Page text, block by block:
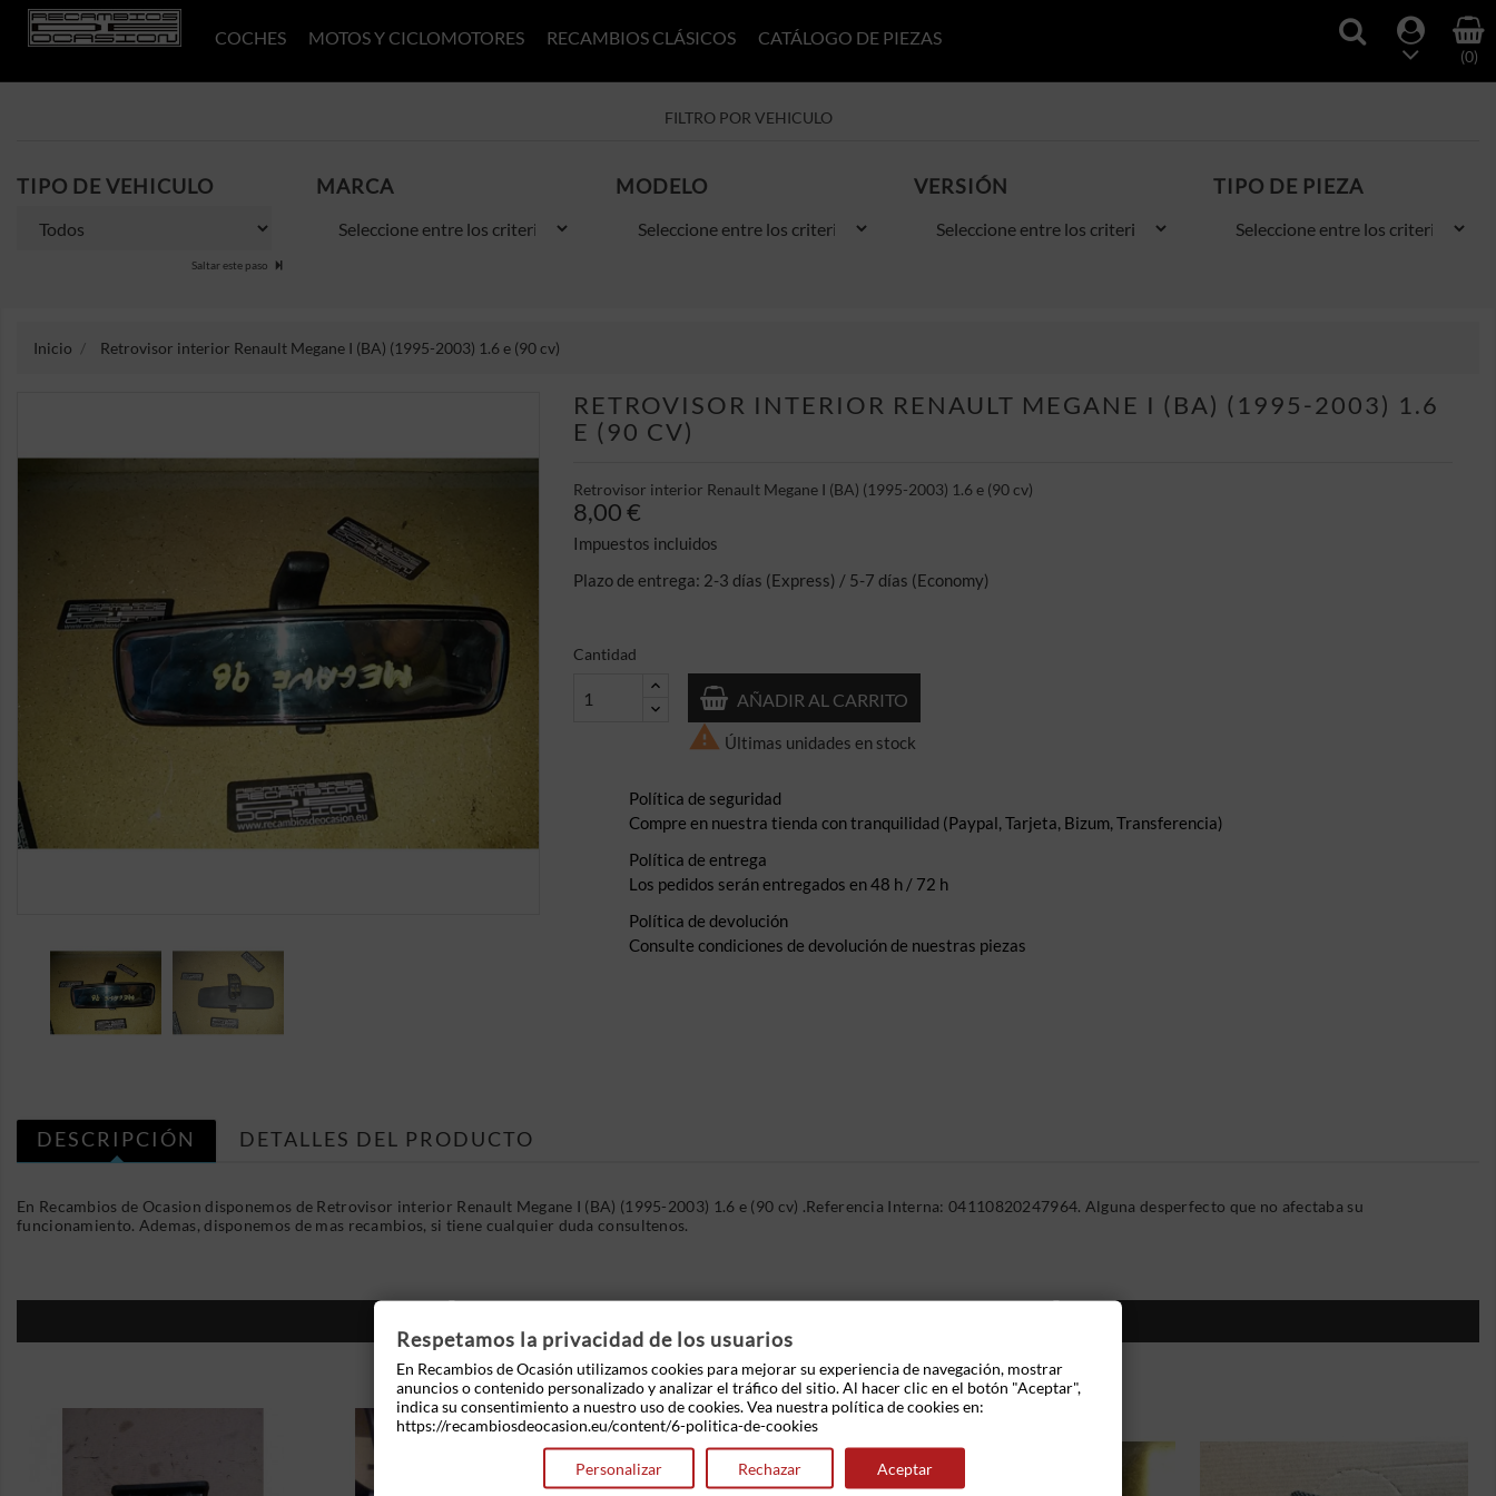
COCHES MOTOS Y CICLOMOTORES RECAMBIOS CLÁSICOS CATÁLOGO DE PIEZAS
(0)
FILTRO POR VEHICULO
TIPO DE VEHICULO
Saltar este paso
MARCA MODELO VERSIÓN TIPO DE PIEZA
Inicio Retrovisor interior Renault Megane I (BA) (1995-2003) 1.6 e (90 cv)
RETROVISOR INTERIOR RENAULT MEGANE I (BA) (1995-2003) 1.6
E (90 CV)
Retrovisor interior Renault Megane I (BA) (1995-2003) 1.6 e (90 cv)
8,00 €
Impuestos incluidos
Plazo de entrega: 2-3 días (Express) / 5-7 días (Economy)
Cantidad
AÑADIR AL CARRITO
 Últimas unidades en stock
Política de seguridad
Compre en nuestra tienda con tranquilidad (Paypal, Tarjeta, Bizum, Transferencia)
Política de entrega
Los pedidos serán entregados en 48 h / 72 h
Política de devolución
Consulte condiciones de devolución de nuestras piezas
DESCRIPCIÓN DETALLES DEL PRODUCTO
En Recambios de Ocasion disponemos de Retrovisor interior Renault Megane I (BA) (1995-2003) 1.6 e (90 cv) .Referencia Interna: 04110820247964. Alguna desperfecto que no afectaba su
funcionamiento. Ademas, disponemos de mas recambios, si tiene cualquier duda consultenos.
Respetamos la privacidad de los usuarios
En Recambios de Ocasión utilizamos cookies para mejorar su experiencia de navegación, mostrar
anuncios o contenido personalizado y analizar el tráfico del sitio. Al hacer clic en el botón "Aceptar",
indica su consentimiento a nuestro uso de cookies. Vea nuestra política de cookies en:
https://recambiosdeocasion.eu/content/6-politica-de-cookies
Personalizar Rechazar Aceptar